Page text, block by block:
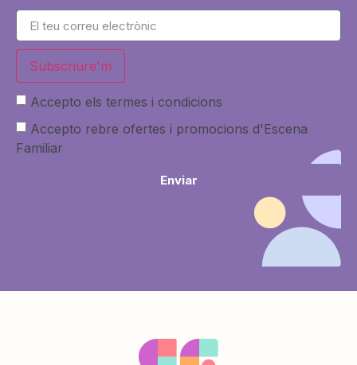
Subscriure'm
Accepto els termes i condicions
Accepto rebre ofertes i promocions d'Escena
Familiar
Enviar